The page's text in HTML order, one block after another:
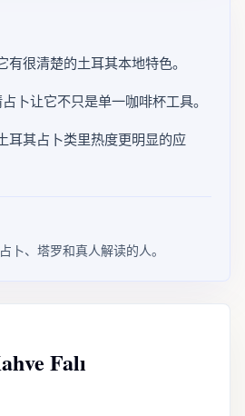
有很清楚的土耳其本地特色。
卜让它不只是单一咖啡杯工具。
耳其占卜类里热度更明显的应
卜、塔罗和真人解读的人。
Falı